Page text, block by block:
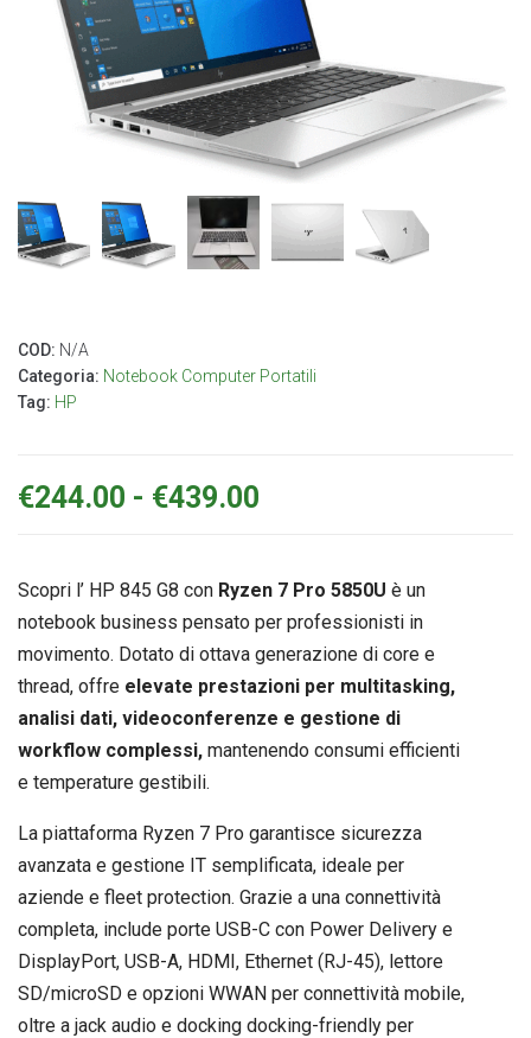
COD: N/A
Categoria: Notebook Computer Portatili
Tag: HP
€244.00 - €439.00
Scopri l’ HP 845 G8 con Ryzen 7 Pro 5850U è un
notebook business pensato per professionisti in
movimento. Dotato di ottava generazione di core e
thread, offre elevate prestazioni per multitasking,
analisi dati, videoconferenze e gestione di
workflow complessi, mantenendo consumi efficienti
e temperature gestibili.
La piattaforma Ryzen 7 Pro garantisce sicurezza
avanzata e gestione IT semplificata, ideale per
aziende e fleet protection. Grazie a una connettività
completa, include porte USB-C con Power Delivery e
DisplayPort, USB-A, HDMI, Ethernet (RJ-45), lettore
SD/microSD e opzioni WWAN per connettività mobile,
oltre a jack audio e docking docking-friendly per